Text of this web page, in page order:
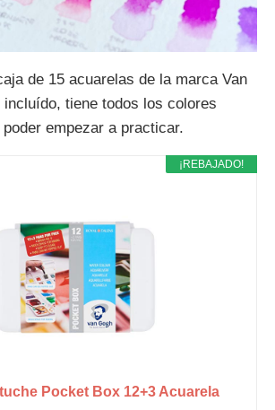
de 15 acuarelas de la marca Van
incluído, tiene todos los colores
empezar a practicar.
¡REBAJADO!
Pocket Box 12+3 Acuarela